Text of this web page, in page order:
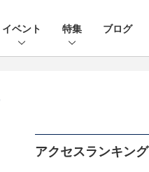
イベント 特集 ブログ
アクセスランキング